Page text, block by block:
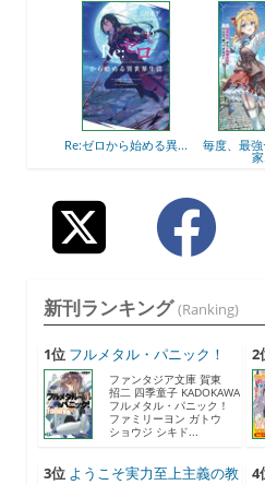
Re:ゼロから始める異... 毎度、最強ヤ
家...
新刊ランキング (Ranking)
1位 フルメタル・パニック！
F...
ファンタジア文庫 賀東
招二 四季童子 KADOKAWA
フルメタル・パニック！
ファミリーヨン ガトウ
ショウジ シキド...
2
3位 ようこそ実力至上主義の教
4